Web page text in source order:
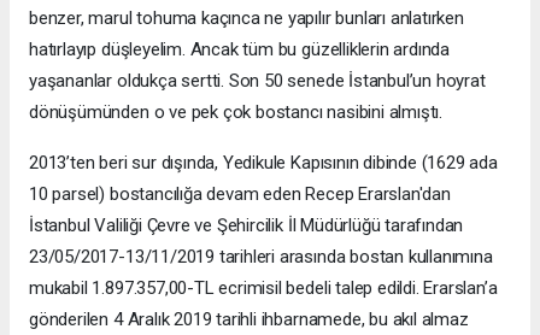
benzer, marul tohuma kaçınca ne yapılır bunları anlatırken
hatırlayıp düşleyelim. Ancak tüm bu güzelliklerin ardında
yaşananlar oldukça sertti. Son 50 senede İstanbul’un hoyrat
dönüşümünden o ve pek çok bostancı nasibini almıştı.
2013’ten beri sur dışında, Yedikule Kapısının dibinde (1629 ada
10 parsel) bostancılığa devam eden Recep Erarslan'dan
İstanbul Valiliği Çevre ve Şehircilik İl Müdürlüğü tarafından
23/05/2017-13/11/2019 tarihleri arasında bostan kullanımına
mukabil 1.897.357,00-TL ecrimisil bedeli talep edildi. Erarslan’a
gönderilen 4 Aralık 2019 tarihli ihbarnamede, bu akıl almaz